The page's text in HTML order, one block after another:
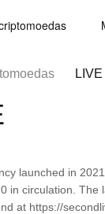
LIVE
launched in
in circulation.
at https://